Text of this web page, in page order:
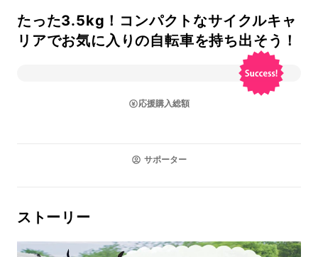
たった3.5kg！コンパクトなサイクルキャ
リアでお気に入りの自転車を持ち出そう！
応援購入総額
サポーター
ストーリー